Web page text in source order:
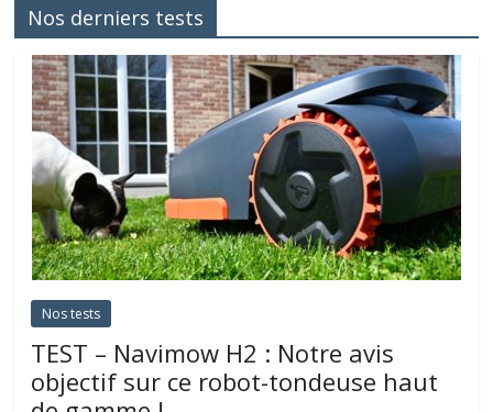
Nos derniers tests
Nos tests
TEST – Navimow H2 : Notre avis
objectif sur ce robot-tondeuse haut